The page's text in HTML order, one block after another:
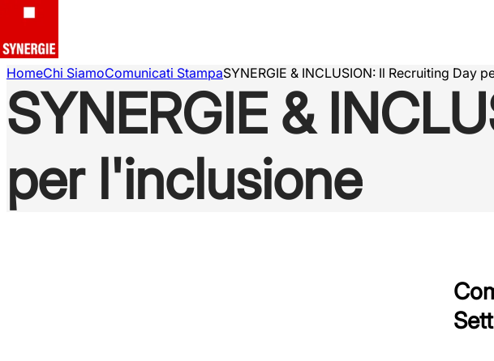
HomeChi SiamoComunicati StampaSYNERGIE & INCLUSION: Il Recruiting Day
SYNERGIE &
per l'inclusione